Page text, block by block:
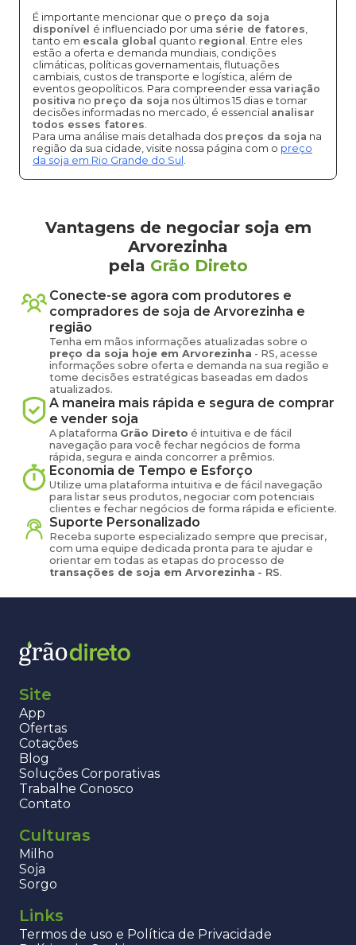
É importante mencionar que o preço da soja
disponível é influenciado por uma série de fatores,
tanto em escala global quanto regional . Entre eles
estão a oferta e demanda mundiais, condições
climáticas, políticas governamentais, flutuações
cambiais, custos de transporte e logística, além de
eventos geopolíticos. Para compreender essa variação
positiva no preço da soja nos últimos 15 dias e tomar
decisões informadas no mercado, é essencial analisar
todos esses fatores.
Para uma análise mais detalhada dos preços da soja na
região da sua cidade, visite nossa página com o preço
da soja em Rio Grande do Sul .
Vantagens de negociar soja em
Arvorezinha
pela Grão Direto
Conecte-se agora com produtores e
compradores de soja de Arvorezinha e
região
Tenha em mãos informações atualizadas sobre o
preço da soja hoje em Arvorezinha - RS, acesse
informações sobre oferta e demanda na sua região e
tome decisões estratégicas baseadas em dados
atualizados.
A maneira mais rápida e segura de comprar
e vender soja
A plataforma Grão Direto é intuitiva e de fácil
navegação para você fechar negócios de forma
rápida, segura e ainda concorrer a prêmios.
Economia de Tempo e Esforço
Utilize uma plataforma intuitiva e de fácil navegação
para listar seus produtos, negociar com potenciais
clientes e fechar negócios de forma rápida e eficiente.
Suporte Personalizado
Receba suporte especializado sempre que precisar,
com uma equipe dedicada pronta para te ajudar e
orientar em todas as etapas do processo de
transações de soja em Arvorezinha - RS.
Site
App
Ofertas
Cotações
Blog
Soluções Corporativas
Trabalhe Conosco
Contato
Culturas
Milho
Soja
Sorgo
Links
Termos de uso e Política de Privacidade